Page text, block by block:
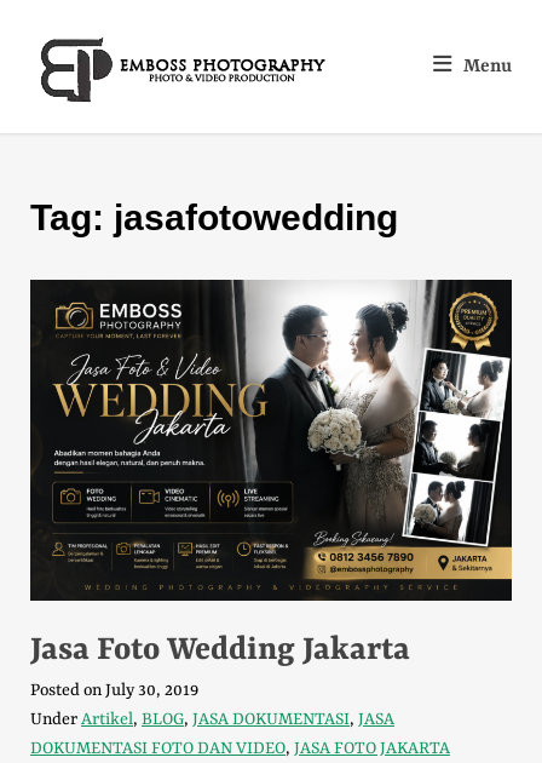
Menu
Tag: jasafotowedding
Jasa Foto Wedding Jakarta
Posted onJuly 30, 2019
UnderArtikel, BLOG, JASA DOKUMENTASI, JASA
DOKUMENTASI FOTO DAN VIDEO, JASA FOTO JAKARTA